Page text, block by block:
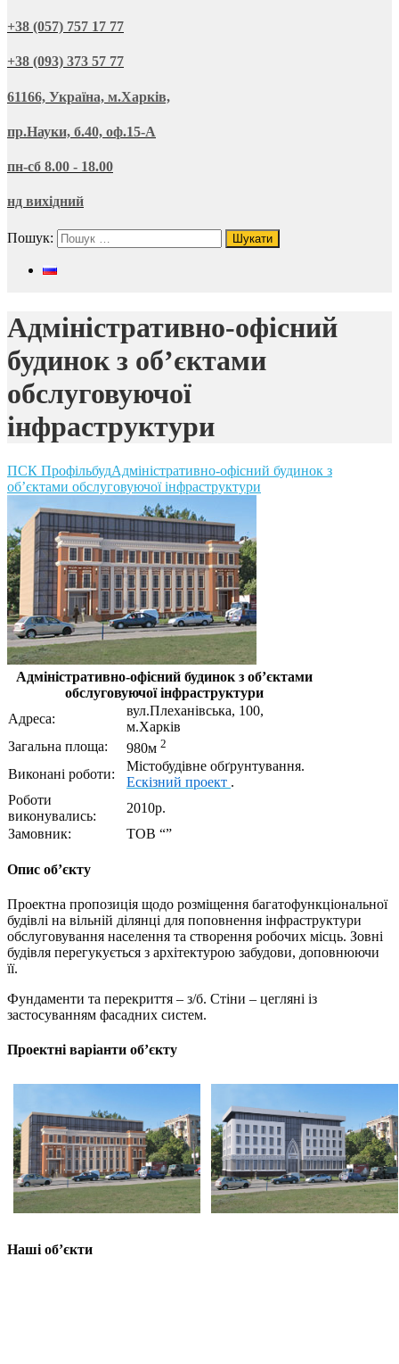
+38 (057) 757 17 77
+38 (093) 373 57 77
61166, Україна, м.Харків,
пр.Науки, б.40, оф.15-А
пн-сб 8.00 - 18.00
нд вихідний
Пошук:
Адміністративно-офісний
будинок з об’єктами
обслуговуючої
інфраструктури
ПСК ПрофільбудАдміністративно-офісний будинок з
об’єктами обслуговуючої інфраструктури
Адміністративно-офісний будинок з об’єктами
обслуговуючої інфраструктури
Адреса:
вул.Плеханівська, 100,
м.Харків
Загальна площа:
980м 2
Виконані роботи:
Містобудівне обґрунтування.
Ескізний проект .
Роботи
виконувались:
2010р.
Замовник:
ТОВ “”
Опис об’єкту
Проектна пропозиція щодо розміщення багатофункціональної
будівлі на вільній ділянці для поповнення інфраструктури
обслуговування населення та створення робочих місць. Зовні
будівля перегукується з архітектурою забудови, доповнюючи
її.
Фундаменти та перекриття – з/б. Стіни – цегляні із
застосуванням фасадних систем.
Проектні варіанти об’єкту
Наші об’єкти